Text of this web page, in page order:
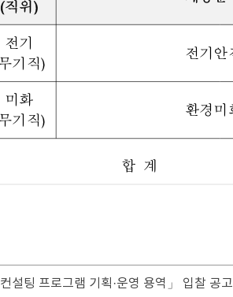
설팅 프로그램 기획·운영 용역」 입찰 공고